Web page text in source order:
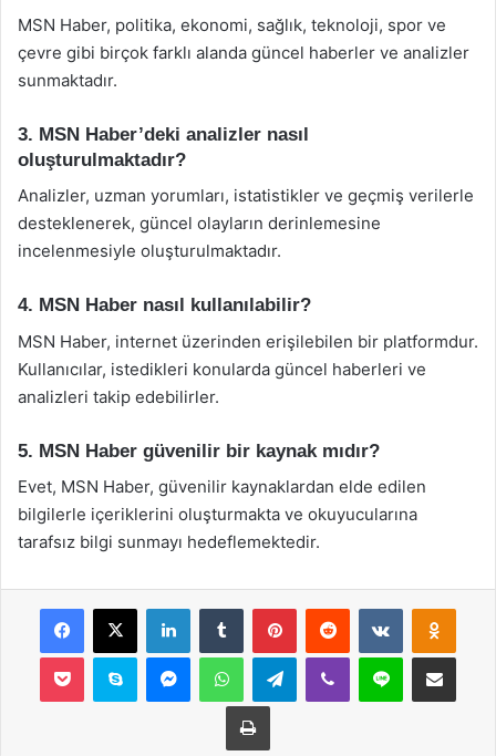
MSN Haber, politika, ekonomi, sağlık, teknoloji, spor ve
çevre gibi birçok farklı alanda güncel haberler ve analizler
sunmaktadır.
3. MSN Haber’deki analizler nasıl
oluşturulmaktadır?
Analizler, uzman yorumları, istatistikler ve geçmiş verilerle
desteklenerek, güncel olayların derinlemesine
incelenmesiyle oluşturulmaktadır.
4. MSN Haber nasıl kullanılabilir?
MSN Haber, internet üzerinden erişilebilen bir platformdur.
Kullanıcılar, istedikleri konularda güncel haberleri ve
analizleri takip edebilirler.
5. MSN Haber güvenilir bir kaynak mıdır?
Evet, MSN Haber, güvenilir kaynaklardan elde edilen
bilgilerle içeriklerini oluşturmakta ve okuyucularına
tarafsız bilgi sunmayı hedeflemektedir.
Facebook
X LinkedInTumblr PinterestReddit VKontakte
Pocket Skype MessengerWhatsAppTelegramViber Line E-Posta ile
Yazdır